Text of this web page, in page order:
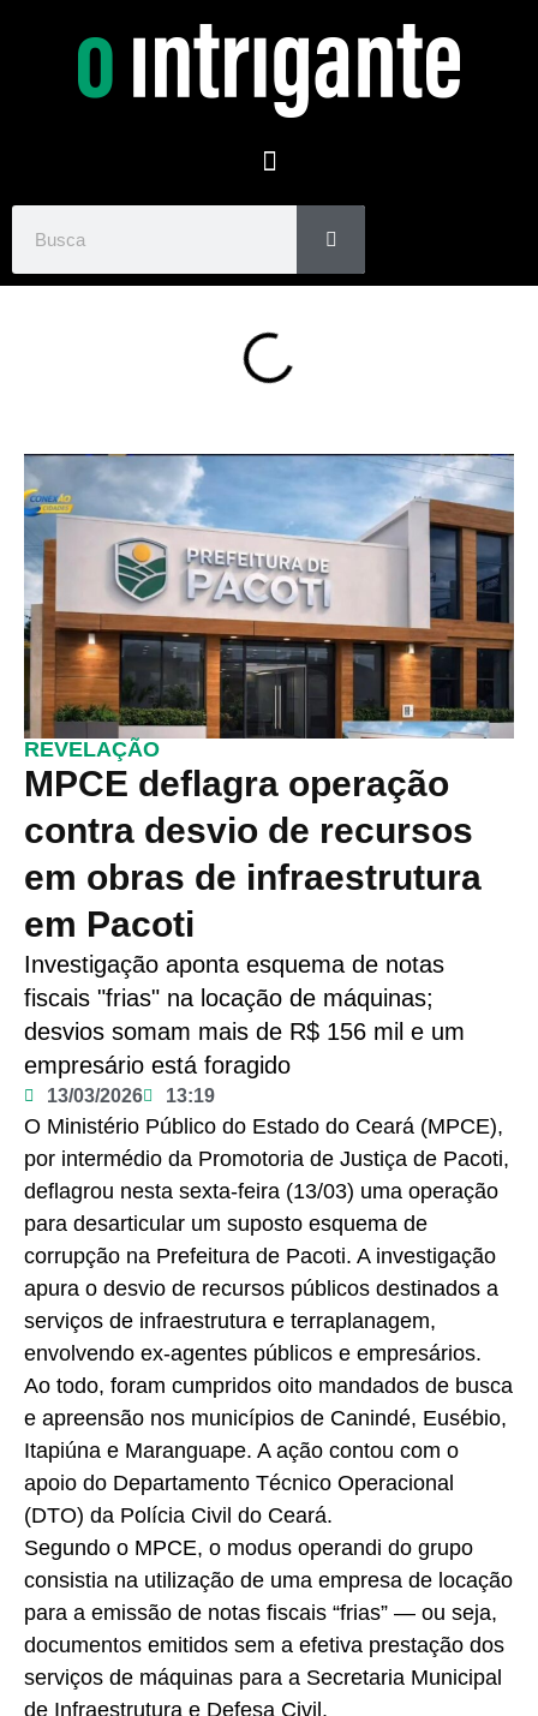
REVELAÇÃO
MPCE deflagra operação
contra desvio de recursos
em obras de infraestrutura
em Pacoti
Investigação aponta esquema de notas
fiscais "frias" na locação de máquinas;
desvios somam mais de R$ 156 mil e um
empresário está foragido
13/03/2026 13:19
O Ministério Público do Estado do Ceará (MPCE),
por intermédio da Promotoria de Justiça de Pacoti,
deflagrou nesta sexta-feira (13/03) uma operação
para desarticular um suposto esquema de
corrupção na Prefeitura de Pacoti. A investigação
apura o desvio de recursos públicos destinados a
serviços de infraestrutura e terraplanagem,
envolvendo ex-agentes públicos e empresários.
Ao todo, foram cumpridos oito mandados de busca
e apreensão nos municípios de Canindé, Eusébio,
Itapiúna e Maranguape. A ação contou com o
apoio do Departamento Técnico Operacional
(DTO) da Polícia Civil do Ceará.
Segundo o MPCE, o modus operandi do grupo
consistia na utilização de uma empresa de locação
para a emissão de notas fiscais “frias” — ou seja,
documentos emitidos sem a efetiva prestação dos
serviços de máquinas para a Secretaria Municipal
de Infraestrutura e Defesa Civil.